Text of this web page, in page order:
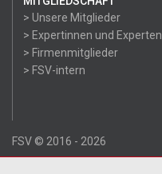
> Unsere Mitglieder
> Expertinnen und Experten
> Firmenmitglieder
> FSV-intern
FSV © 2016 - 2026